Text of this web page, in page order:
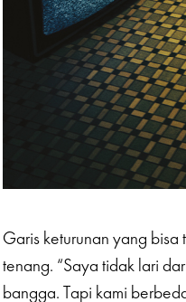
Garis keturunan yang
tenang. “Saya tidak lari
bangga. Tapi kami